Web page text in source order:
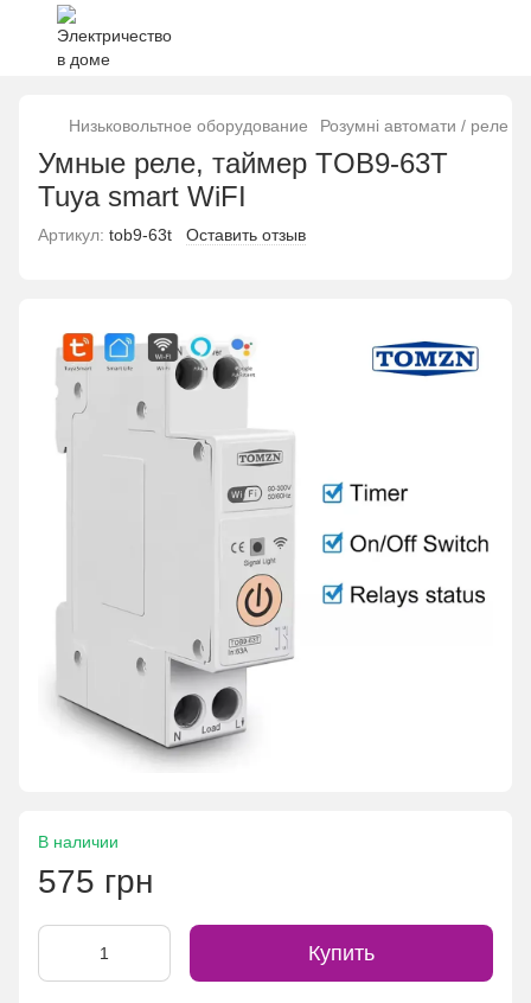
Низьковольтное оборудование Розумні автомати / реле
Умные реле, таймер TOB9-63T
Tuya smart WiFI
Артикул: tob9-63t Оставить отзыв
В наличии
575 грн
Купить